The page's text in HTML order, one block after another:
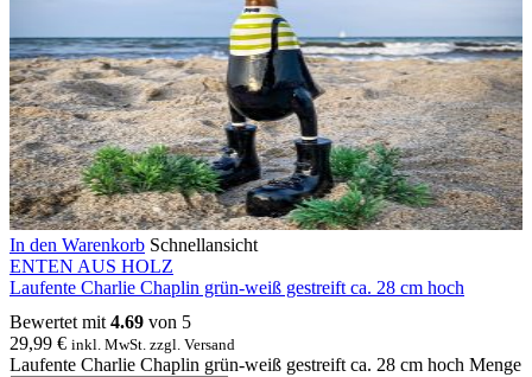
In den Warenkorb Schnellansicht
ENTEN AUS HOLZ
Laufente Charlie Chaplin grün-weiß gestreift ca. 28 cm hoch
Bewertet mit 4.69 von 5
29,99 € inkl. MwSt. zzgl. Versand
Laufente Charlie Chaplin grün-weiß gestreift ca. 28 cm hoch Menge